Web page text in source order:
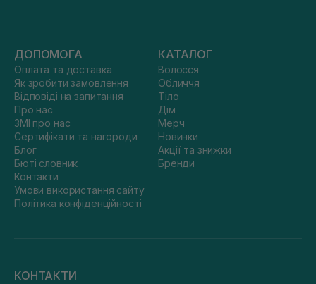
ДОПОМОГА
Оплата та доставка
Як зробити замовлення
Відповіді на запитання
Про нас
ЗМІ про нас
Сертифікати та нагороди
Блог
Бюті словник
Контакти
Умови використання сайту
Політика конфіденційності
КАТАЛОГ
Волосся
Обличчя
Тіло
Дім
Мерч
Новинки
Акції та знижки
Бренди
КОНТАКТИ